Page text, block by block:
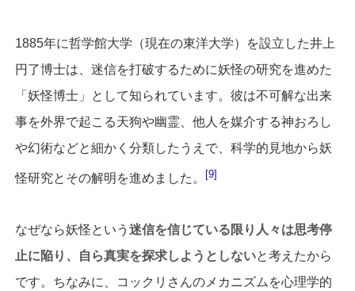
1885年に哲学館大学（現在の東洋大学）を設立した井上
円了博士は、迷信を打破するために妖怪の研究を進めた
「妖怪博士」として知られています。彼は不可解な出来
事を外界で起こる天狗や幽霊、他人を媒介する神おろし
や幻術などと細かく分類したうえで、科学的見地から妖
怪研究とその解明を進めました。 9
なぜなら妖怪という 迷信を信じている限り人々は思考停
止に陥り、自ら真実を探求しようとしないと考えたから
です。ちなみに、コックリさんのメカニズムを心理学的